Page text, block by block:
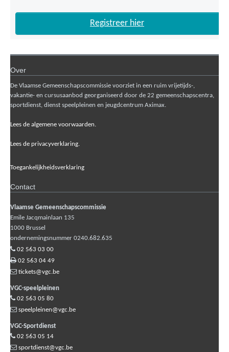
Registreer hier
Over
De Vlaamse Gemeenschapscommissie voorziet in een ruim vrijetijds-,
vakantie- en cursusaanbod georganiseerd door de 22 gemeenschapscentra,
sportdienst, dienst speelpleinen en jeugdcentrum Aximax.
Lees de algemene voorwaarden.
Lees de privacyverklaring.
Toegankelijkheidsverklaring
Contact
Vlaamse Gemeenschapscommissie
Emile Jacqmainlaan 135
1000 Brussel
ondernemingsnummer 0240.682.635
02 563 03 00
02 563 04 49
tickets@vgc.be
VGC-speelpleinen
02 563 05 80
speelpleinen@vgc.be
VGC-Sportdienst
02 563 05 14
sportdienst@vgc.be